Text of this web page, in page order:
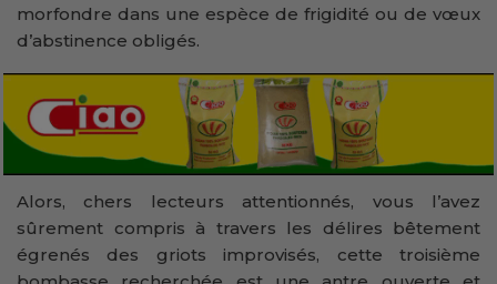
morfondre dans une espèce de frigidité ou de vœux
d’abstinence obligés.
Alors, chers lecteurs attentionnés, vous l’avez
sûrement compris à travers les délires bêtement
égrenés des griots improvisés, cette troisième